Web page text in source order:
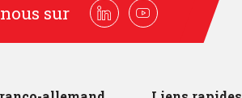
sur LinkedinYoutube